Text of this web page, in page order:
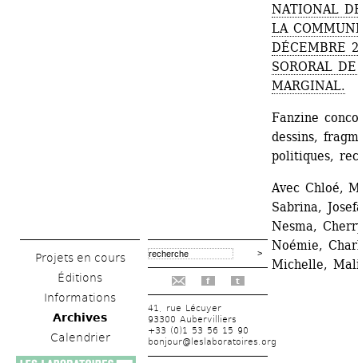
Projets en cours
Éditions
Informations
Archives
Calendrier
f t
41, rue Lécuyer
93300 Aubervilliers
+33 (0)1 53 56 15 90
bonjour@leslaboratoires.org
NATIONAL
LA
DÉCEMBRE
SORORAL
MARGINAL.
Fanzine
dessins,
politiques,
Avec Chloé,
Sabrina,
Nesma,
Noémie,
Michelle,